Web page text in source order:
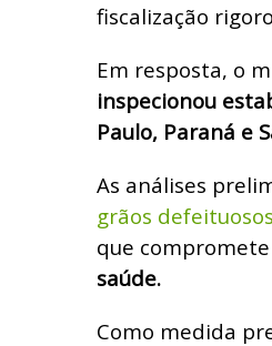
fiscalização
Em resposta, o
inspecionou
Paulo, Paraná e
As análises
grãos
que
saúde.
Como medida